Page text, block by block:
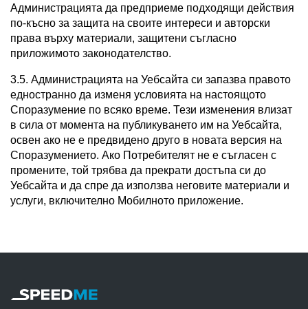
Администрацията да предприеме подходящи действия
по-късно за защита на своите интереси и авторски
права върху материали, защитени съгласно
приложимото законодателство.
3.5. Администрацията на Уебсайта си запазва правото
едностранно да изменя условията на настоящото
Споразумение по всяко време. Тези изменения влизат
в сила от момента на публикуването им на Уебсайта,
освен ако не е предвидено друго в новата версия на
Споразумението. Ако Потребителят не е съгласен с
промените, той трябва да прекрати достъпа си до
Уебсайта и да спре да използва неговите материали и
услуги, включително Мобилното приложение.